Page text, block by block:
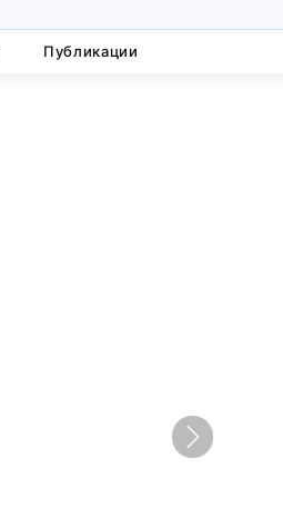
Публикации